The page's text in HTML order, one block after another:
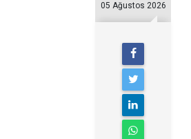
05 Ağustos 2026